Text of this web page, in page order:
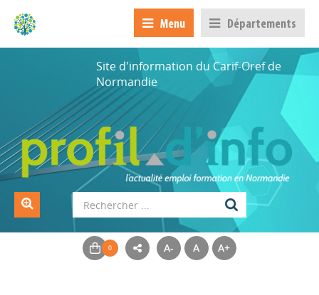
Menu Départements
Site d'information du Carif-Oref de
Normandie
A- A A+